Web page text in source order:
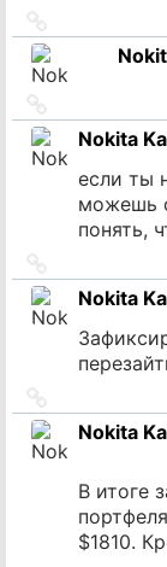
на
источник
на
источник
Nokita
если ты
можешь
понять,
на
источник
Nokita
на
источник
Nokita
В итоге
$1810.